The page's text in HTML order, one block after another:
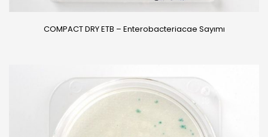
COMPACT DRY ETB – Enterobacteriacae Sayımı